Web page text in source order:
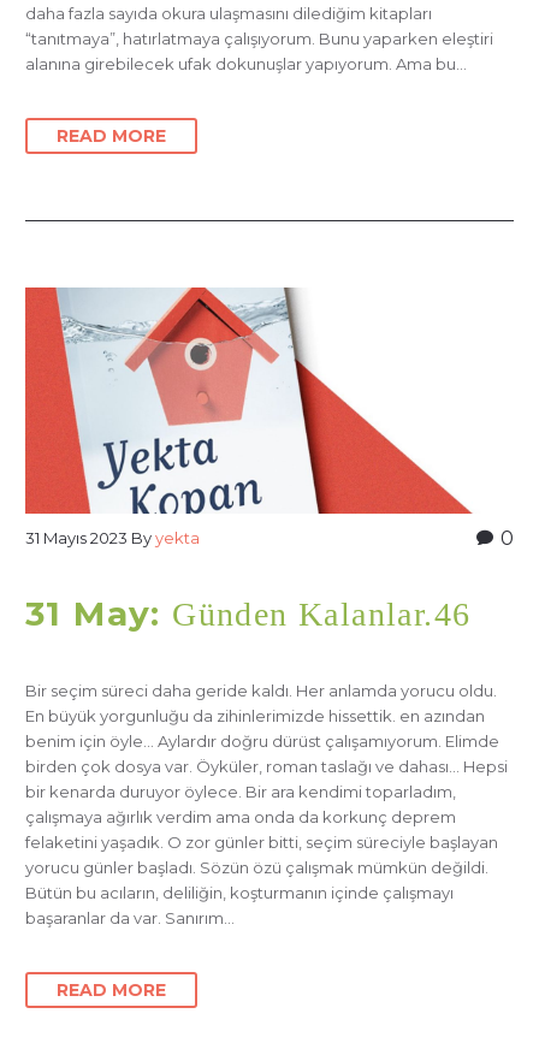
daha fazla sayıda okura ulaşmasını dilediğim kitapları
“tanıtmaya”, hatırlatmaya çalışıyorum. Bunu yaparken eleştiri
alanına girebilecek ufak dokunuşlar yapıyorum. Ama bu…
READ MORE
0
31 Mayıs 2023 Byyekta
31 May: Günden Kalanlar.46
Bir seçim süreci daha geride kaldı. Her anlamda yorucu oldu.
En büyük yorgunluğu da zihinlerimizde hissettik. en azından
benim için öyle… Aylardır doğru dürüst çalışamıyorum. Elimde
birden çok dosya var. Öyküler, roman taslağı ve dahası… Hepsi
bir kenarda duruyor öylece. Bir ara kendimi toparladım,
çalışmaya ağırlık verdim ama onda da korkunç deprem
felaketini yaşadık. O zor günler bitti, seçim süreciyle başlayan
yorucu günler başladı. Sözün özü çalışmak mümkün değildi.
Bütün bu acıların, deliliğin, koşturmanın içinde çalışmayı
başaranlar da var. Sanırım…
READ MORE